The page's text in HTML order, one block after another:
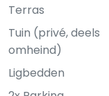
Terras
Tuin (privé, deels
omheind)
Ligbedden